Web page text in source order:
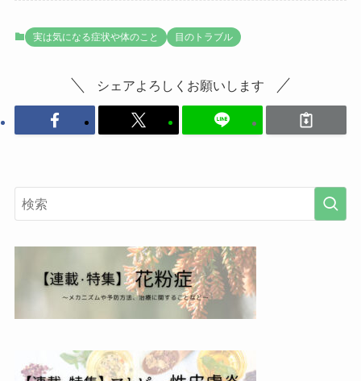
実は気になる症状や体のこと 目のトラブル
シェアよろしくお願いします